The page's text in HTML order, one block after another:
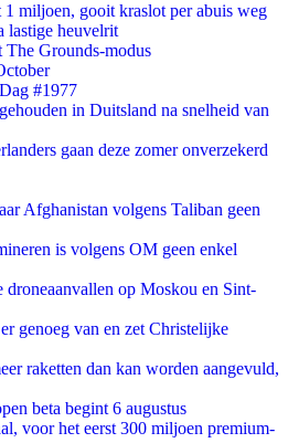
miljoen, gooit kraslot per abuis weg
lastige heuvelrit
Grounds-modus
#1977
in Duitsland na snelheid van
gaan deze zomer onverzekerd
Afghanistan volgens Taliban geen
is volgens OM geen enkel
droneaanvallen op Moskou en Sint-
genoeg van en zet Christelijke
raketten dan kan worden aangevuld,
beta begint 6 augustus
voor het eerst 300 miljoen premium-